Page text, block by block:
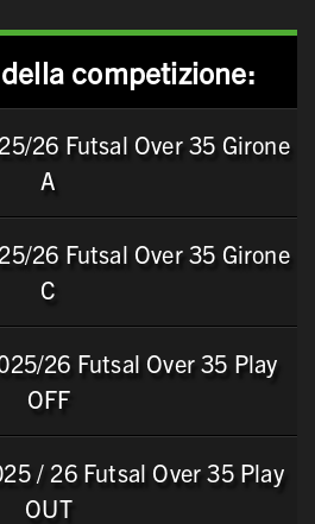
competizione:
26 Futsal Over 35 Girone
A
26 Futsal Over 35 Girone
C
26 Futsal Over 35 Play
OFF
/ 26 Futsal Over 35 Play
OUT